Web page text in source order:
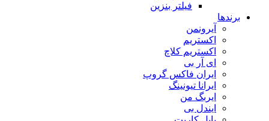
فیلتر بنزین
برندها
آیرونمن
اکستریم
اکستریم کلاچ
ای آر بی
ایران فاکس گروپ
ایرانا تیونینگ
ایربگ من
ایندل بی